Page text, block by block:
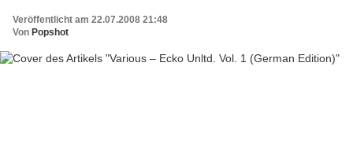
Veröffentlicht am 22.07.2008 21:48
Von Popshot